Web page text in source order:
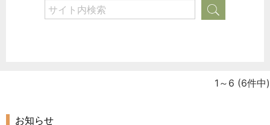
1～6 (6件中)
お知らせ